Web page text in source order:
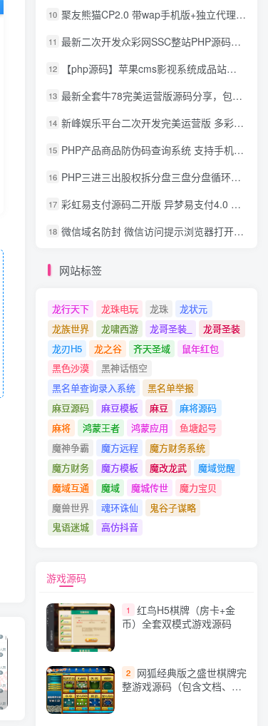
香逸房卡十三水完整游戏源码 适合做二开
10 聚友熊猫CP2.0 带wap手机版+独立代理后台+整站打包全开源
11 最新二次开发众彩网SSC整站PHP源码+WAP手机版+KJ采集器+集成云端在线充值
12 【php源码】苹果cms影视系统成品站打包+电影先生6.1.1模板优化版+15W+数据
13 最新全套牛78完美运营版源码分享，包含了资源组件+脚本程序
14 新峰娱乐平台二次开发完美运营版 多彩种多玩法 代理分红+积分兑换
15 PHP产品商品防伪码查询系统 支持手机防假验证网站建设 防伪码自动生成 批量导入
16 PHP三进三出股权拆分盘三盘分盘循环拆分系统源码
17 彩虹易支付源码二开版 异梦易支付4.0 可对接官方/易支付/码支付 去除后门 美化用户中心
18 微信域名防封 微信访问提示浏览器打开 非微信访问直接打开预防域名被封域名被封包换服务
网站标签
龙行天下 龙珠电玩 龙珠
龙状元
龙族世界
龙啸西游 龙哥圣装_
龙哥圣装
龙刃H5
龙之谷 齐天圣域
鼠年红包
黑色沙漠
黑神话悟空
黑名单查询录入系统
黑名单举报
麻豆源码
麻豆模板 麻豆
麻将源码
麻将
鸿蒙王者 鸿蒙应用
鱼塘起号
魔神争霸
魔方远程
魔方财务系统
魔方财务
魔方模板 魔改龙武
魔域觉醒
魔域互通
魔域 魔城传世
魔力宝贝
魔兽世界
魂环诛仙
鬼谷子谋略
鬼语迷城
高仿抖音
游戏源码
1
红鸟H5棋牌（房卡+金
币）全套双模式游戏源码
2
网狐经典版之盛世棋牌完
整游戏源码（包含文档、架